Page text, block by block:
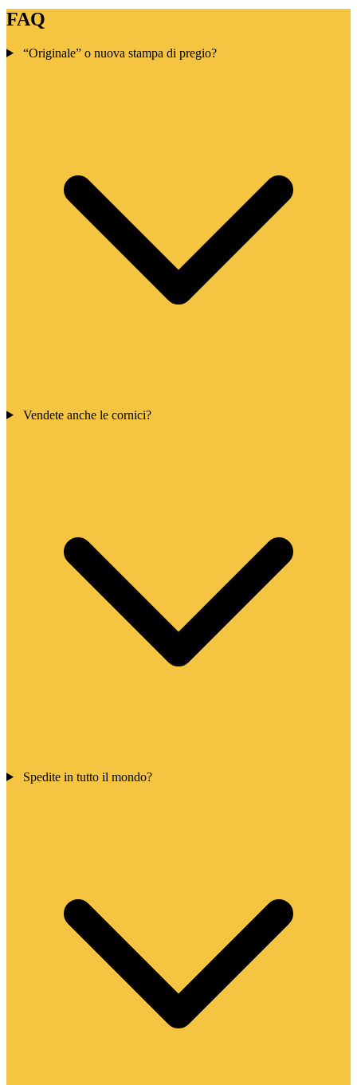
FAQ
“Originale” o nuova stampa di pregio?
Vendete anche le cornici?
Spedite in tutto il mondo?